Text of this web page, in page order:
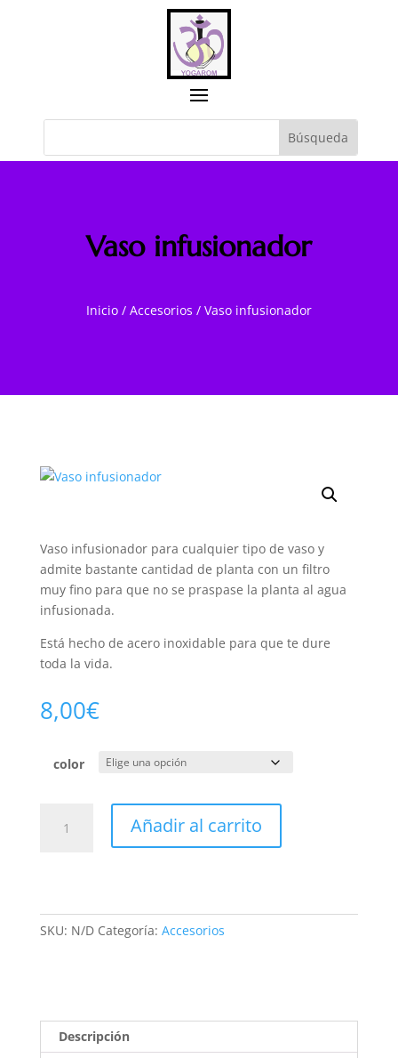
Vaso infusionador
Inicio/ Accesorios / Vaso infusionador
Vaso infusionador para cualquier tipo de vaso y
admite bastante cantidad de planta con un filtro
muy fino para que no se praspase la planta al agua
infusionada.
Está hecho de acero inoxidable para que te dure
toda la vida.
8,00€
color
infusionador
Añadir al carrito
SKU: N/D Categoría: Accesorios
Descripción